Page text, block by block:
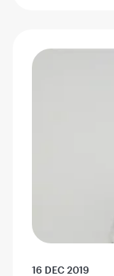
16 DEC 2019